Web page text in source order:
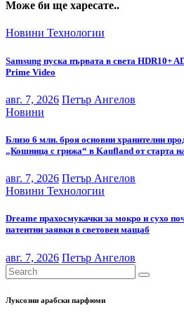
Може би ще харесате..
Новини Технологии
Samsung пуска първата в света HDR10+
Prime Video
авг. 7, 2026 Петър Ангелов
Новини
Близо 6 млн. броя основни хранителни
„Кошница с грижа“ в Kaufland от старта
авг. 7, 2026 Петър Ангелов
Новини Технологии
Dreame прахосмукачки за мокро и сухо
патентни заявки в световен мащаб
авг. 7, 2026 Петър Ангелов
Луксозни арабски парфюми